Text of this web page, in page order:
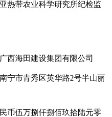
热带农业科学研究所纪检监
西海田建设集团有限公司
宁市青秀区英华路2号半山丽
币伍万捌仟捌佰玖拾陆元零